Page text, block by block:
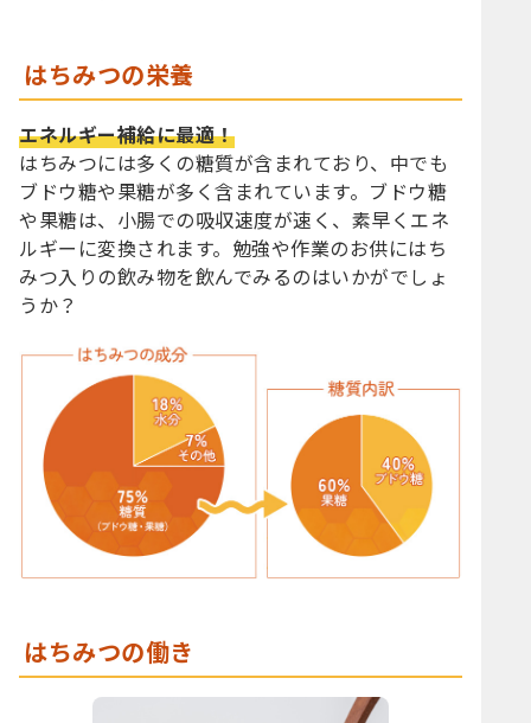
はちみつの栄養
エネルギー補給に最適！
はちみつには多くの糖質が含まれており、中でも
ブドウ糖や果糖が多く含まれています。ブドウ糖
や果糖は、小腸での吸収速度が速く、素早くエネ
ルギーに変換されます。勉強や作業のお供にはち
みつ入りの飲み物を飲んでみるのはいかがでしょ
うか？
はちみつの働き